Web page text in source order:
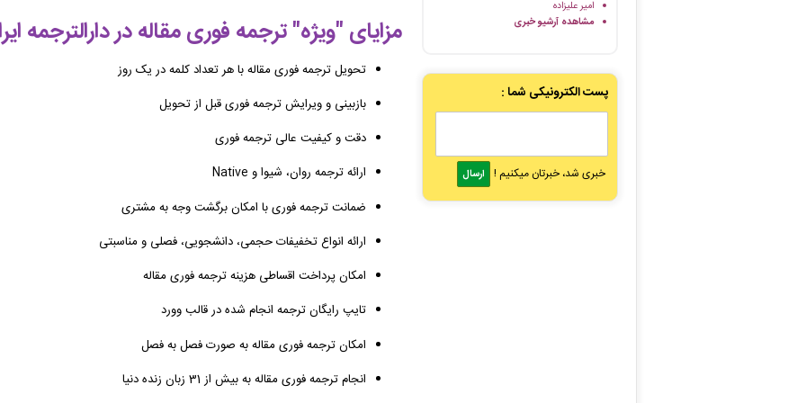
امیر علیزاده
مشاهده آرشیو خبری
پست الکترونیکی شما :
خبری شد، خبرتان میکنیم !
مزایای "ویژه" ترجمه فوری مقاله در دارالترجمه
تحویل ترجمه فوری مقاله با هر تعداد کلمه در یک روز
بازبینی و ویرایش ترجمه فوری قبل از تحویل
دقت و کیفیت عالی ترجمه فوری
ارائه ترجمه روان، شیوا و Native
ضمانت ترجمه فوری با امکان برگشت وجه به مشتری
ارائه انواع تخفیفات حجمی، دانشجویی، فصلی و مناسبتی
امکان پرداخت اقساطی هزینه ترجمه فوری مقاله
تایپ رایگان ترجمه انجام شده در قالب وورد
امکان ترجمه فوری مقاله به صورت فصل به فصل
انجام ترجمه فوری مقاله به بیش از 31 زبان زنده دنیا